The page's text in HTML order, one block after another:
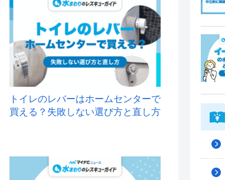
トイレのレバーはホームセンターで
買える？失敗しない選び方と直し方